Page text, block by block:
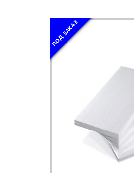
ПОД ЗАКАЗ